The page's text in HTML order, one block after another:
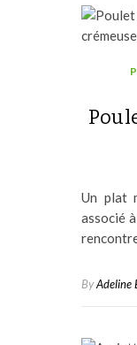
Un plat
associé
ByAdeline